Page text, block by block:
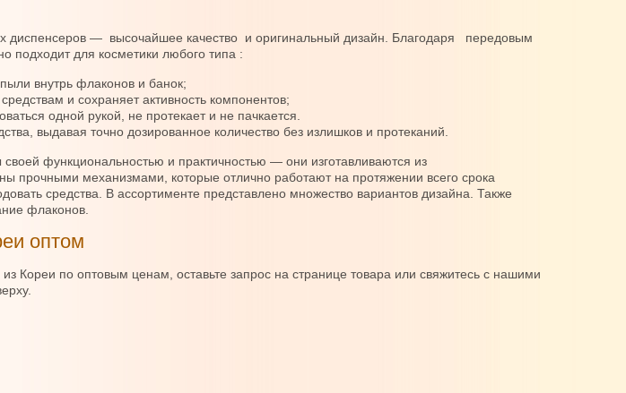
диспенсеров — высочайшее качество и оригинальный дизайн. Благодаря передовым
подходит для косметики любого типа :
внутрь флаконов и банок;
и сохраняет активность компонентов;
одной рукой, не протекает и не пачкается.
выдавая точно дозированное количество без излишков и протеканий.
функциональностью и практичностью — они изготавливаются из
прочными механизмами, которые отлично работают на протяжении всего срока
средства. В ассортименте представлено множество вариантов дизайна. Также
флаконов.
оптом
Кореи по оптовым ценам, оставьте запрос на странице товара или свяжитесь с нашими